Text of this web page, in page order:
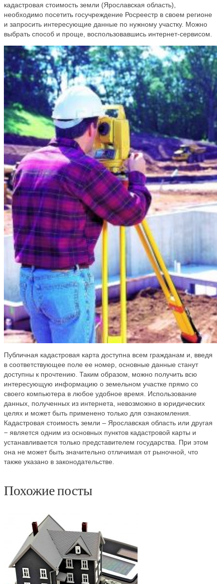
кадастровая стоимость земли (Ярославская область),
необходимо посетить госучреждение Росреестр в своем регионе
и запросить интересующие данные по нужному участку. Можно
выбрать способ и проще, воспользовавшись интернет-сервисом.
Публичная кадастровая карта доступна всем гражданам и, введя
в соответствующее поле ее номер, основные данные станут
доступны к прочтению. Таким образом, можно получить всю
интересующую информацию о земельном участке прямо со
своего компьютера в любое удобное время. Использование
данных, полученных из интернета, невозможно в юридических
целях и может быть применено только для ознакомления.
Кадастровая стоимость земли – Ярославская область или другая
− является одним из основных пунктов кадастровой карты и
устанавливается только представителем государства. При этом
она не может быть значительно отличимая от рыночной, что
также указано в законодательстве.
Похожие посты